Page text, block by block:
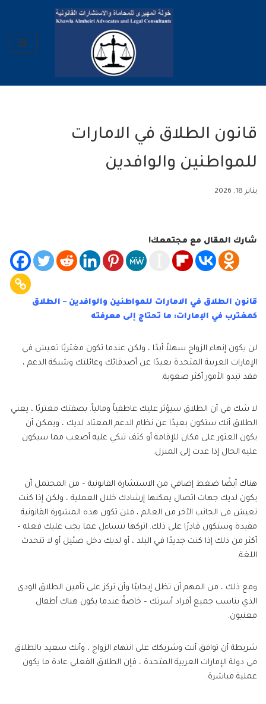
قانون الطلاق في الامارات
للمواطنين والوافدين
يناير 18, 2026
شارك المقال مع مجتمعك!
قانون الطلاق في الامارات للمواطنين والوافدين – الطلاق
كمغترب في الإمارات: ما تحتاج إلى معرفته
لن يكون إنهاء الزواج سهلاً أبدًا ، ولكن عندما تكون مغتربًا تعيش في
الإمارات العربية المتحدة بعيدًا عن أصدقائك وعائلتك وشبكة الدعم ،
فقد تبدو الأمور أكثر صعوبة.
لا شك في أن الطلاق سيؤثر عليك عاطفياً ومالياً. بصفتك مغتربًا ، يعني
الطلاق أنك ستكون بعيدًا عن نظام الدعم المعتاد لديك ، ويمكن أن
يكون العثور على مكان للإقامة أو كتف تبكي عليه أصعب مما سيكون
عليه الحال إذا عدت إلى المنزل.
هناك أيضًا ضغط إضافي من الاستشارة القانونية – من المحتمل أن
يكون لديك جهات اتصال يمكنها إرشادك خلال العملية ، ولكن إذا كنت
تعيش في الجانب الآخر من العالم ، فلن تكون هذه المشورة القانونية
مفيدة وستكون قادرًا على ذلك. اتركها تتساءل عما يجب عليك فعله –
أكثر من ذلك إذا كنت جديدًا في البلد ، أو لديك دخل ضئيل أو لا تتحدث
اللغة.
ومع ذلك ، من المهم أن تظل إيجابيًا وأن تركز على تأمين الطلاق الودي
الذي يناسب جميع أفراد أسرتك – خاصةً عندما يكون هناك أطفال
معنيون.
شريطة أن توافق أنت وشريكك على انتهاء الزواج ، وأنك سعيد بالطلاق
في دولة الإمارات العربية المتحدة ، فإن الطلاق الفعلي عادة ما يكون
عملية مباشرة.